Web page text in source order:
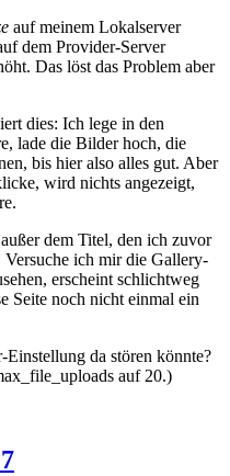
auf meinem Lokalserver
dem Provider-Server
Das löst das Problem aber
dies: Ich lege in den
lade die Bilder hoch, die
bis hier also alles gut. Aber
wird nichts angezeigt,
dem Titel, den ich zuvor
Versuche ich mir die Gallery-
erscheint schlichtweg
Seite noch nicht einmal ein
da stören könnte?
auf 20.)